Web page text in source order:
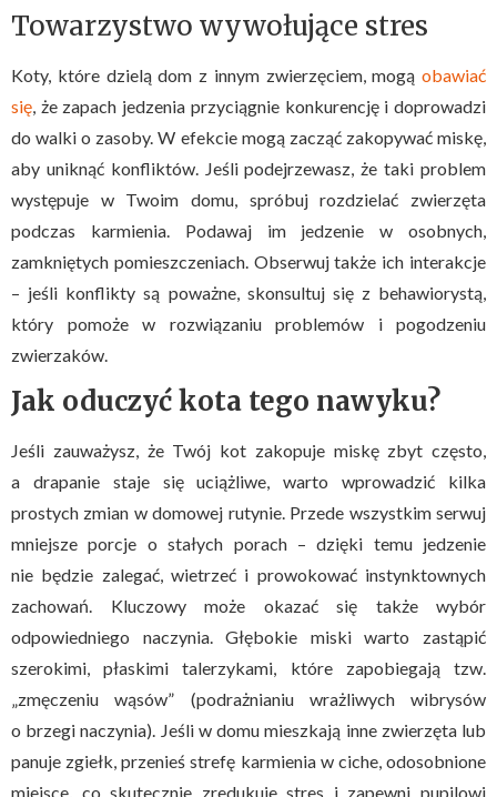
Towarzystwo wywołujące stres
Koty, które dzielą dom z innym zwierzęciem, mogą obawiać
się , że zapach jedzenia przyciągnie konkurencję i doprowadzi
do walki o zasoby. W efekcie mogą zacząć zakopywać miskę,
aby uniknąć konfliktów. Jeśli podejrzewasz, że taki problem
występuje w Twoim domu, spróbuj rozdzielać zwierzęta
podczas karmienia. Podawaj im jedzenie w osobnych,
zamkniętych pomieszczeniach. Obserwuj także ich interakcje
– jeśli konflikty są poważne, skonsultuj się z behawiorystą,
który pomoże w rozwiązaniu problemów i pogodzeniu
zwierzaków.
Jak oduczyć kota tego nawyku?
Jeśli zauważysz, że Twój kot zakopuje miskę zbyt często,
a drapanie staje się uciążliwe, warto wprowadzić kilka
prostych zmian w domowej rutynie. Przede wszystkim serwuj
mniejsze porcje o stałych porach – dzięki temu jedzenie
nie będzie zalegać, wietrzeć i prowokować instynktownych
zachowań. Kluczowy może okazać się także wybór
odpowiedniego naczynia. Głębokie miski warto zastąpić
szerokimi, płaskimi talerzykami, które zapobiegają tzw.
„zmęczeniu wąsów” (podrażnianiu wrażliwych wibrysów
o brzegi naczynia). Jeśli w domu mieszkają inne zwierzęta lub
panuje zgiełk, przenieś strefę karmienia w ciche, odosobnione
miejsce, co skutecznie zredukuje stres i zapewni pupilowi